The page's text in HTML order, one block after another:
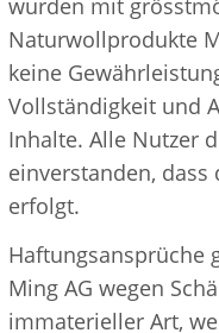
wurden mit
Naturwollprodukte
keine
Vollständigkeit und
Inhalte. Alle Nutzer
einverstanden, dass
erfolgt.
Haftungsansprüche
Ming AG wegen
immaterieller Art,